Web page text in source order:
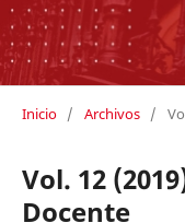
Inicio / Archivos /
Vol. 12
Docente